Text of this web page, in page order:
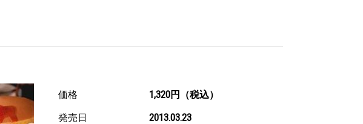
価格
1,320円（税込）
発売日
2013.03.23